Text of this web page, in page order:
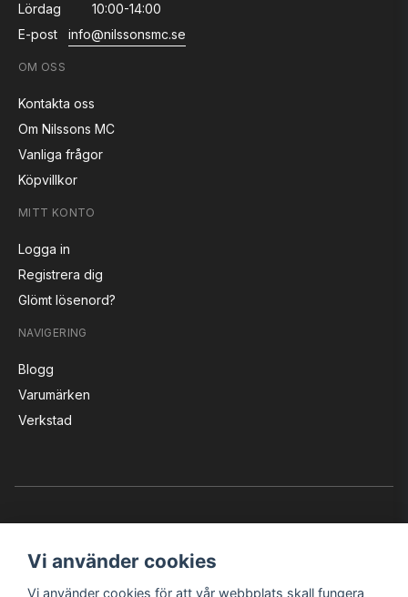
Lördag
10:00-14:00
E-post
info@nilssonsmc.se
OM OSS
Kontakta oss
Om Nilssons MC
Vanliga frågor
Köpvillkor
MITT KONTO
Logga in
Registrera dig
Glömt lösenord?
NAVIGERING
Blogg
Varumärken
Verkstad
Vi använder cookies
Vi använder cookies för att vår webbplats skall fungera